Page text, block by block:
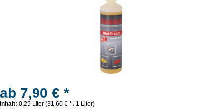
ab 7,90 € *
Inhalt: 0.25 Liter (31,60 € * / 1 Liter)